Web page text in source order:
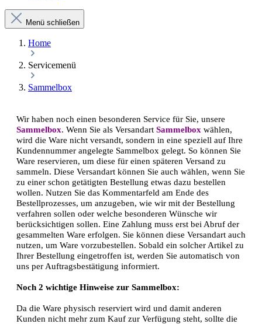
Menü schließen
Home
Servicemenü
Sammelbox
Wir haben noch einen besonderen Service für Sie, unsere
Sammelbox. Wenn Sie als Versandart Sammelbox wählen,
wird die Ware nicht versandt, sondern in eine speziell auf Ihre
Kundennummer angelegte Sammelbox gelegt. So können Sie
Ware reservieren, um diese für einen späteren Versand zu
sammeln. Diese Versandart können Sie auch wählen, wenn Sie
zu einer schon getätigten Bestellung etwas dazu bestellen
wollen. Nutzen Sie das Kommentarfeld am Ende des
Bestellprozesses, um anzugeben, wie wir mit der Bestellung
verfahren sollen oder welche besonderen Wünsche wir
berücksichtigen sollen. Eine Zahlung muss erst bei Abruf der
gesammelten Ware erfolgen. Sie können diese Versandart auch
nutzen, um Ware vorzubestellen. Sobald ein solcher Artikel zu
Ihrer Bestellung eingetroffen ist, werden Sie automatisch von
uns per Auftragsbestätigung informiert.
Noch 2 wichtige Hinweise zur Sammelbox:
Da die Ware physisch reserviert wird und damit anderen
Kunden nicht mehr zum Kauf zur Verfügung steht, sollte die